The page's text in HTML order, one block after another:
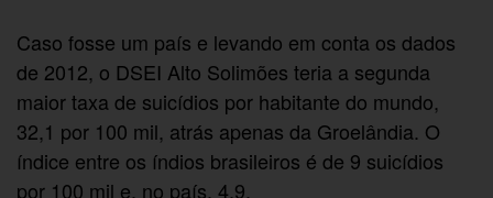
Caso fosse um país e levando em conta os dados
de 2012, o DSEI Alto Solimões teria a segunda
maior taxa de suicídios por habitante do mundo,
32,1 por 100 mil, atrás apenas da Groelândia. O
índice entre os índios brasileiros é de 9 suicídios
por 100 mil e, no país, 4,9.